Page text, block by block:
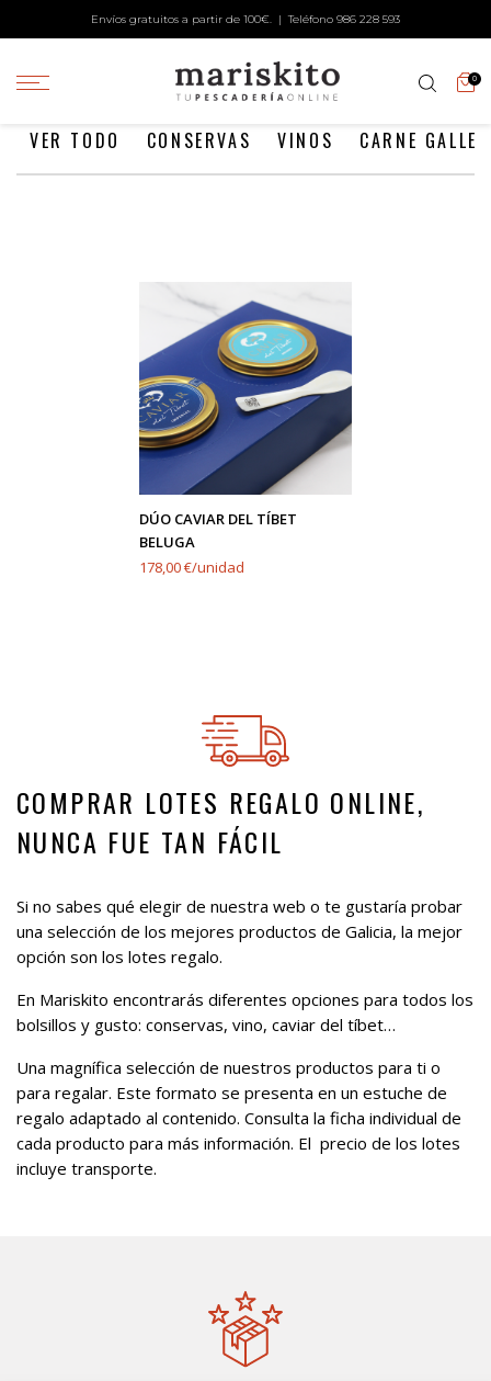
Envíos gratuitos a partir de 100€. | Teléfono 986 228 593
0
VER TODO CONSERVAS VINOS CARNE
DÚO CAVIAR DEL TÍBET
BELUGA
178,00 €/unidad
COMPRAR LOTES REGALO ONLINE,
NUNCA FUE TAN FÁCIL
Si no sabes qué elegir de nuestra web o te gustaría probar
una selección de los mejores productos de Galicia, la mejor
opción son los lotes regalo.
En Mariskito encontrarás diferentes opciones para todos los
bolsillos y gusto: conservas, vino, caviar del tíbet…
Una magnífica selección de nuestros productos para ti o
para regalar. Este formato se presenta en un estuche de
regalo adaptado al contenido. Consulta la ficha individual de
cada producto para más información. El precio de los lotes
incluye transporte.